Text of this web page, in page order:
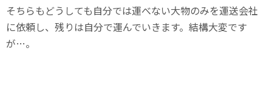
そちらもどうしても自分では運べない大物のみを運送会社
に依頼し、残りは自分で運んでいきます。結構大変です
が…。